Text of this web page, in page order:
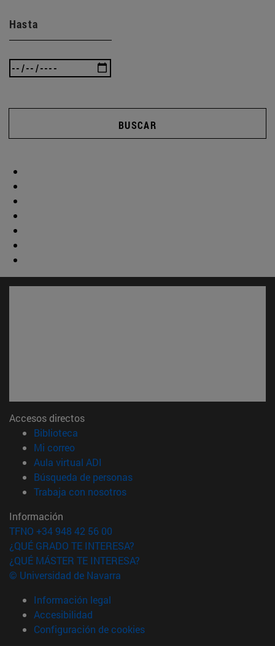
Hasta
BUSCAR
Accesos directos
Biblioteca
Mi correo(abre en nueva ventana)
Aula virtual ADI
Búsqueda de personas(abre en nueva ventana)
Trabaja con nosotros(abre en nueva ventana)
Información
TFNO +34 948 42 56 00
¿QUÉ GRADO TE INTERESA?
¿QUÉ MÁSTER TE INTERESA?
© Universidad de Navarra
Información legal
Accesibilidad
Configuración de cookies